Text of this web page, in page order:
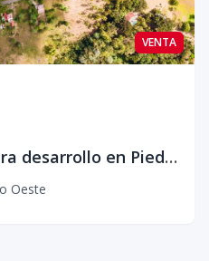
VENTA
Venta de terrenos para desarrollo en Piedra Gorda, Pedro Brand
Oeste